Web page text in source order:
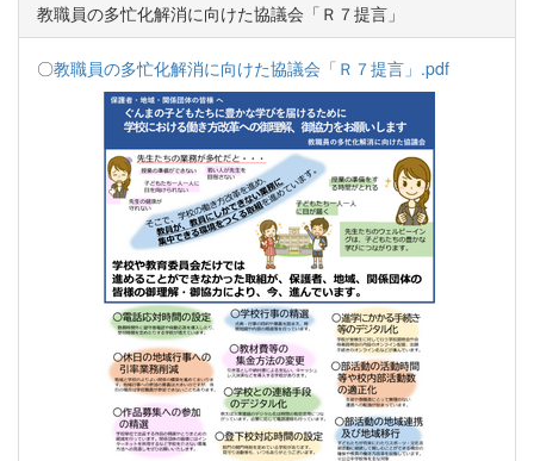
教職員の多忙化解消に向けた協議会「Ｒ７提言」
〇教職員の多忙化解消に向けた協議会「Ｒ７提言」.pdf